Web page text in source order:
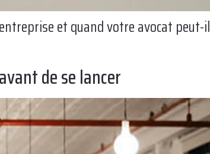
et quand votre avocat peut-il
de se lancer